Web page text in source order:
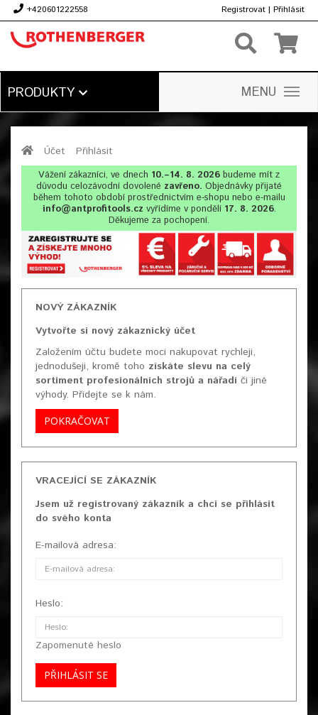
+420601222558 Registrovat | Přihlásit
PRODUKTY MENU
Účet Přihlásit
Vážení zákazníci, ve dnech 10.–14. 8. 2026 budeme mít z
důvodu celozávodní dovolené zavřeno. Objednávky přijaté
během tohoto období prostřednictvím e-shopu nebo e-mailu
info@antprofitools.cz vyřídíme v pondělí 17. 8. 2026.
Děkujeme za pochopení.
NOVÝ ZÁKAZNÍK
Vytvořte si nový zákaznický účet
Založením účtu budete moci nakupovat rychleji,
jednodušeji, kromě toho získáte slevu na celý
sortiment profesionálních strojů a nářadí či jiné
výhody. Přidejte se k nám.
POKRAČOVAT
VRACEJÍCÍ SE ZÁKAZNÍK
Jsem už registrovaný zákazník a chci se přihlásit
do svého konta
E-mailová adresa:
Heslo:
Zapomenuté heslo